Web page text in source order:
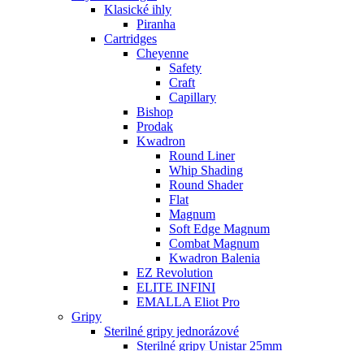
Klasické ihly
Piranha
Cartridges
Cheyenne
Safety
Craft
Capillary
Bishop
Prodak
Kwadron
Round Liner
Whip Shading
Round Shader
Flat
Magnum
Soft Edge Magnum
Combat Magnum
Kwadron Balenia
EZ Revolution
ELITE INFINI
EMALLA Eliot Pro
Gripy
Sterilné gripy jednorázové
Sterilné gripy Unistar 25mm